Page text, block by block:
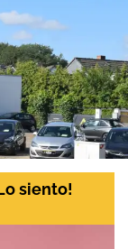
siento!